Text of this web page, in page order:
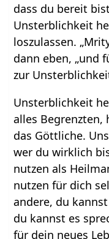
dass du bereit
Unsterblichkeit
loszulassen.
dann eben, „und
zur
Unsterblichkeit
alles Begrenzten,
das Göttliche.
wer du wirklich
nutzen als
nutzen für dich
andere, du
du kannst es
für dein neues